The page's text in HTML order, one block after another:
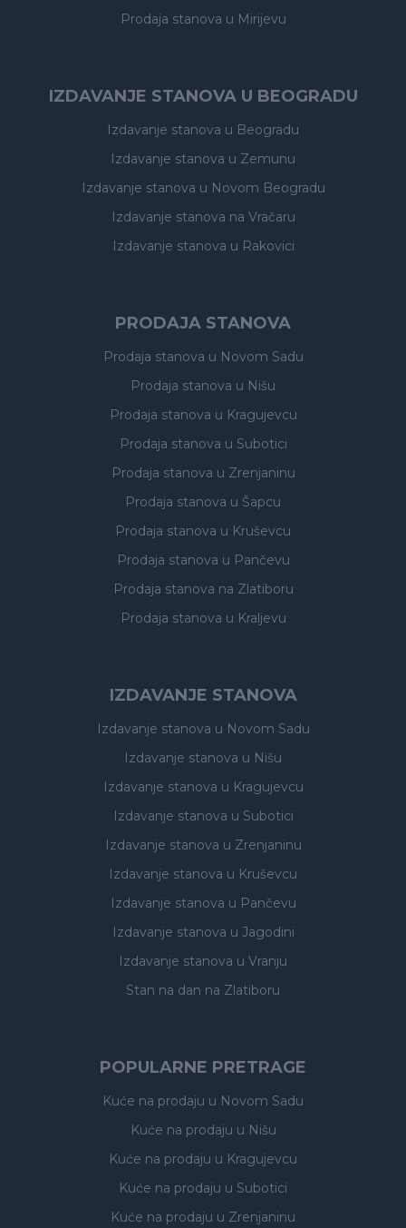
Prodaja stanova u Mirijevu
IZDAVANJE STANOVA U BEOGRADU
Izdavanje stanova u Beogradu
Izdavanje stanova u Zemunu
Izdavanje stanova u Novom Beogradu
Izdavanje stanova na Vračaru
Izdavanje stanova u Rakovici
PRODAJA STANOVA
Prodaja stanova u Novom Sadu
Prodaja stanova u Nišu
Prodaja stanova u Kragujevcu
Prodaja stanova u Subotici
Prodaja stanova u Zrenjaninu
Prodaja stanova u Šapcu
Prodaja stanova u Kruševcu
Prodaja stanova u Pančevu
Prodaja stanova na Zlatiboru
Prodaja stanova u Kraljevu
IZDAVANJE STANOVA
Izdavanje stanova u Novom Sadu
Izdavanje stanova u Nišu
Izdavanje stanova u Kragujevcu
Izdavanje stanova u Subotici
Izdavanje stanova u Zrenjaninu
Izdavanje stanova u Kruševcu
Izdavanje stanova u Pančevu
Izdavanje stanova u Jagodini
Izdavanje stanova u Vranju
Stan na dan na Zlatiboru
POPULARNE PRETRAGE
Kuće na prodaju u Novom Sadu
Kuće na prodaju u Nišu
Kuće na prodaju u Kragujevcu
Kuće na prodaju u Subotici
Kuće na prodaju u Zrenjaninu